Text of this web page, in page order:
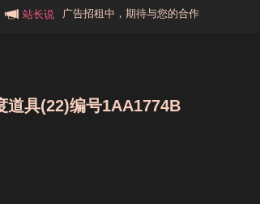
站长说 广告招租中，期待与您的合作
道具(22)编号1AA1774B